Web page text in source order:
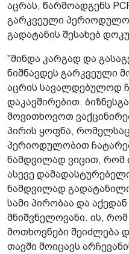
აცრას, წარმოადგენს
გარკვეული
გადატანის შესახებ
"მინდა კარგად და
ნიშნავდეს გარკვეული
აცრის სავალდებულოდ
დაკავშირებით.
მოვითხოვოთ
პირის ყოფნა,
პერიოდულობით
ნამდვილად ვიცით, რომ
ასევე
ნამდვილად
სამი პირობაა და
მნიშვნელოვანი. ის, რომ
მოთხოვნები შეიძლება
თავში მოიცავს